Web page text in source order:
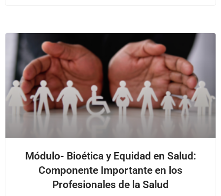
Módulo- Bioética y Equidad en Salud:
Componente Importante en los
Profesionales de la Salud